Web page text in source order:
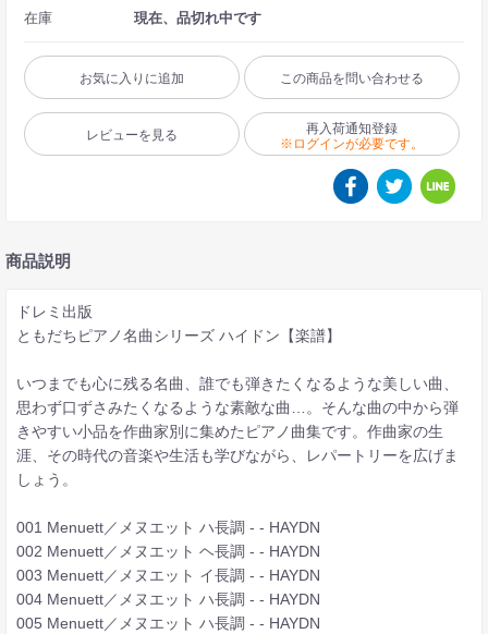
在庫 現在、品切れ中です
お気に入りに追加 この商品を問い合わせる
レビューを見る
再入荷通知登録
※ログインが必要です。
商品説明
ドレミ出版
ともだちピアノ名曲シリーズ ハイドン【楽譜】
いつまでも心に残る名曲、誰でも弾きたくなるような美しい曲、
思わず口ずさみたくなるような素敵な曲…。そんな曲の中から弾
きやすい小品を作曲家別に集めたピアノ曲集です。作曲家の生
涯、その時代の音楽や生活も学びながら、レパートリーを広げま
しょう。
001 Menuett／メヌエット ハ長調 - - HAYDN
002 Menuett／メヌエット ヘ長調 - - HAYDN
003 Menuett／メヌエット イ長調 - - HAYDN
004 Menuett／メヌエット ハ長調 - - HAYDN
005 Menuett／メヌエット ハ長調 - - HAYDN